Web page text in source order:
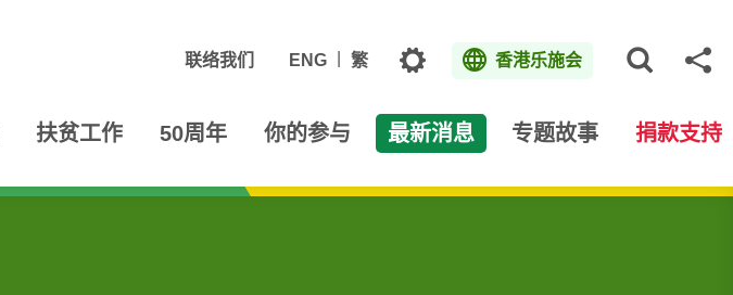
联络我们 ENG 繁 主题 香港乐施会
扶贫工作 50周年 你的参与 最新消息 专题故事 捐款支持